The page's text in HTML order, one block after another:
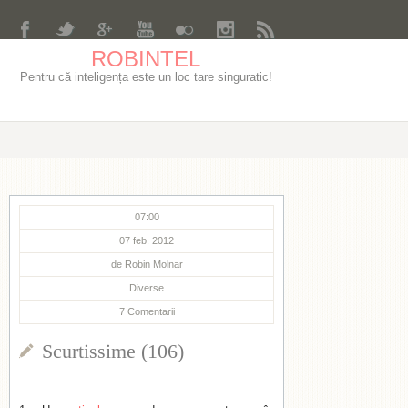
ROBINTEL
Pentru că inteligența este un loc tare singuratic!
07:00
07 feb. 2012
de Robin Molnar
Diverse
7 Comentarii
Scurtissime (106)